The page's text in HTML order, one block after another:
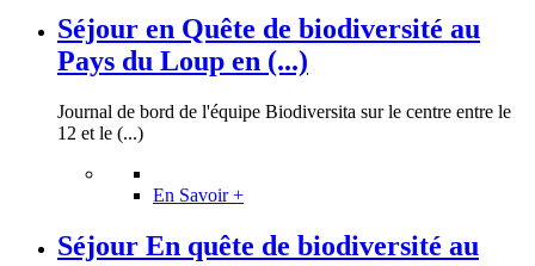
Séjour en Quête de biodiversité au
Pays du Loup en (...)
Journal de bord de l'équipe Biodiversita sur le centre entre le
12 et le (...)
En Savoir +
Séjour En quête de biodiversité au